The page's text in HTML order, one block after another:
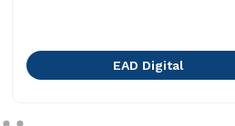
EAD Digital